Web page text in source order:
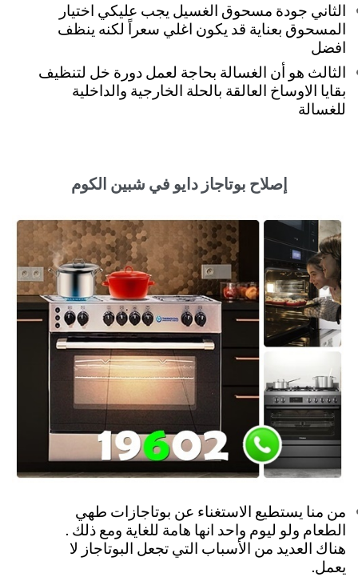
الثاني جودة مسحوق الغسيل يجب عليكي اختيار
المسحوق بعناية قد يكون اغلي سعراً لكنه ينظف
افضل
الثالث هو أن الغسالة بحاجة لعمل دورة خل لتنظيف
بقايا الاوساخ العالقة بالحلة الخارجية والداخلية
للغسالة
إصلاح بوتاجاز دايو في شبين الكوم
من منا يستطيع الاستغناء عن بوتاجازات طهي
الطعام ولو ليوم واحد انها هامة للغاية ومع ذلك .
هناك العديد من الأسباب التي تجعل البوتاجاز لا
يعمل.